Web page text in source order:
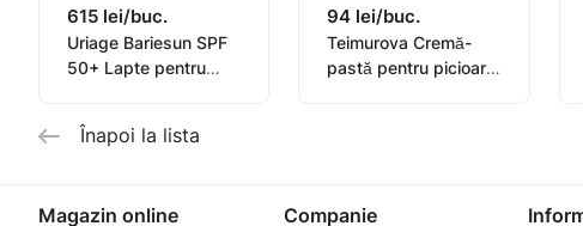
615 lei/buc.
Uriage Bariesun SPF
50+ Lapte pentru
94 lei/buc.
Teimurova Cremă-
pastă pentru picioare
Înapoi la lista
Magazin online Companie